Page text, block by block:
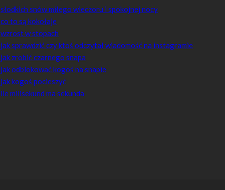
słodkich snów miłego wieczoru i spokojnej nocy
co to są kokołaje
wzrost w stopach
jak sprawdzić czy ktoś odczytał wiadomość na instagramie
jak zrobić czarnego snapa
jak odblokować kogoś na snapie
jak kogoś pocieszyć
ile milisekund ma sekunda